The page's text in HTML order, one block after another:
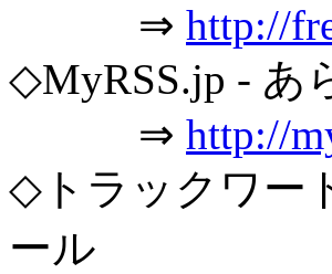
⇒ http://
◇MyRSS.jp - あ
⇒ http://
◇トラックワー
ール